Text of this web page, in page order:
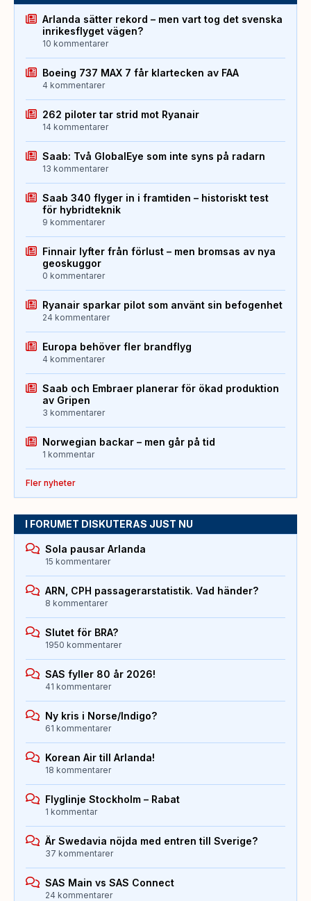
Arlanda sätter rekord – men vart tog det svenska
inrikesflyget vägen?
10 kommentarer
Boeing 737 MAX 7 får klartecken av FAA
4 kommentarer
262 piloter tar strid mot Ryanair
14 kommentarer
Saab: Två GlobalEye som inte syns på radarn
13 kommentarer
Saab 340 flyger in i framtiden – historiskt test
för hybridteknik
9 kommentarer
Finnair lyfter från förlust – men bromsas av nya
geoskuggor
0 kommentarer
Ryanair sparkar pilot som använt sin befogenhet
24 kommentarer
Europa behöver fler brandflyg
4 kommentarer
Saab och Embraer planerar för ökad produktion
av Gripen
3 kommentarer
Norwegian backar – men går på tid
1 kommentar
Fler nyheter
I FORUMET DISKUTERAS JUST NU
Sola pausar Arlanda
15 kommentarer
ARN, CPH passagerarstatistik. Vad händer?
8 kommentarer
Slutet för BRA?
1950 kommentarer
SAS fyller 80 år 2026!
41 kommentarer
Ny kris i Norse/Indigo?
61 kommentarer
Korean Air till Arlanda!
18 kommentarer
Flyglinje Stockholm – Rabat
1 kommentar
Är Swedavia nöjda med entren till Sverige?
37 kommentarer
SAS Main vs SAS Connect
24 kommentarer